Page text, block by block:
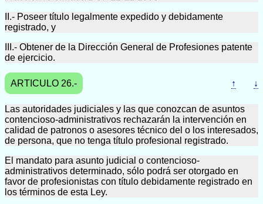
II.- Poseer título legalmente expedido y debidamente
registrado, y
III.- Obtener de la Dirección General de Profesiones patente
de ejercicio.
ARTICULO 26.- ↑ ↓
Las autoridades judiciales y las que conozcan de asuntos
contencioso-administrativos rechazarán la intervención en
calidad de patronos o asesores técnico del o los interesados,
de persona, que no tenga título profesional registrado.
El mandato para asunto judicial o contencioso-
administrativos determinado, sólo podrá ser otorgado en
favor de profesionistas con título debidamente registrado en
los términos de esta Ley.